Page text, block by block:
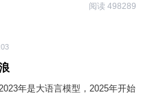
阅读 498289
年是大语言模型，2025年开始